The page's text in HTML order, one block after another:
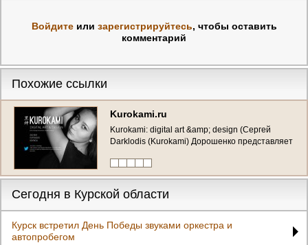
Войдитеили зарегистрируйтесь, чтобы оставить
комментарий
Похожие ссылки
Kurokami.ru
Kurokami: digital art &amp; design (Сергей
Darklodis (Kurokami) Дорошенко представляет
(Курск)
Сегодня в Курской области
Курск встретил День Победы звуками оркестра и
автопробегом